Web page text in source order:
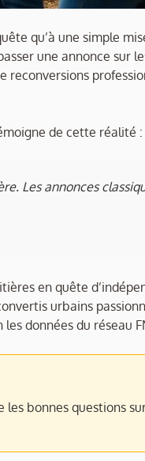
qu’à une simple
une annonce sur
reconversions
de cette réalité :
Les annonces
en quête
urbains
données du réseau
les bonnes questions